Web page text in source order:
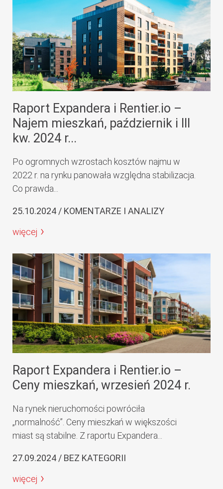
Raport Expandera i Rentier.io –
Najem mieszkań, październik i III
kw. 2024 r...
Po ogromnych wzrostach kosztów najmu w
2022 r. na rynku panowała względna stabilizacja.
Co prawda...
25.10.2024 / KOMENTARZE I ANALIZY
więcej
Raport Expandera i Rentier.io –
Ceny mieszkań, wrzesień 2024 r.
Na rynek nieruchomości powróciła
„normalność”. Ceny mieszkań w większości
miast są stabilne. Z raportu Expandera...
27.09.2024 / BEZ KATEGORII
więcej